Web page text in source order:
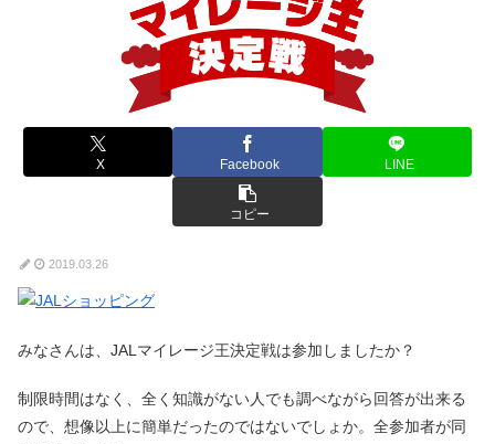
X Facebook LINE
コピー
2019.03.26
みなさんは、JALマイレージ王決定戦は参加しましたか？
制限時間はなく、全く知識がない人でも調べながら回答が出来る
ので、想像以上に簡単だったのではないでしょか。全参加者が同